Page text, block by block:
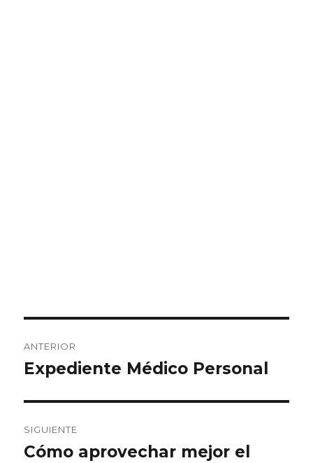
de
ANTERIOR
Entrada
Expediente Médico Personal
SIGUIENTE
Siguiente
Cómo aprovechar mejor el